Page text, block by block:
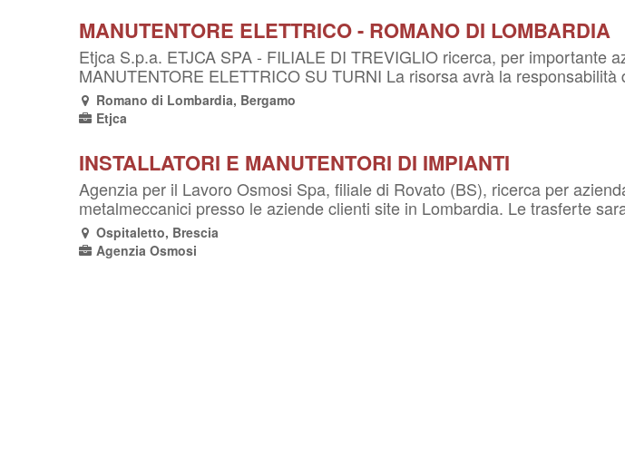
MANUTENTORE ELETTRICO - ROMANO DI LOMBARDIA
Etjca S.p.a. ETJCA SPA - FILIALE DI TREVIGLIO ricerca, per importante
MANUTENTORE ELETTRICO SU TURNI La risorsa avrà la
Romano di Lombardia, Bergamo
Etjca
INSTALLATORI E MANUTENTORI DI IMPIANTI
Agenzia per il Lavoro Osmosi Spa, filiale di Rovato (BS), ricerca per
metalmeccanici presso le aziende clienti site in Lombardia. Le trasferte
Ospitaletto, Brescia
Agenzia Osmosi